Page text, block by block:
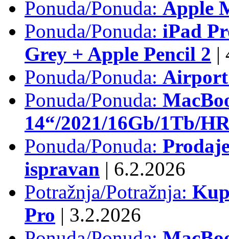
Ponuda/Ponuda: Apple
Ponuda/Ponuda: iPad
Grey + Apple Pencil 2 |
Ponuda/Ponuda: Airport
Ponuda/Ponuda:
14“/2021/16Gb/1Tb/
Ponuda/Ponuda:
ispravan | 6.2.2026
Potražnja/Potražnja:
Pro | 3.2.2026